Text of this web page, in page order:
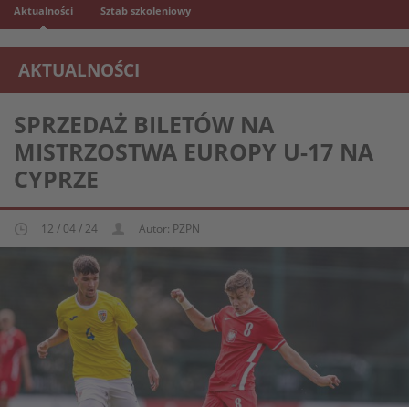
Aktualności Sztab szkoleniowy
AKTUALNOŚCI
REPREZENTACJA MŁODZIEŻOWA U-17
SPRZEDAŻ BILETÓW NA
MISTRZOSTWA EUROPY U-17 NA
CYPRZE
12 / 04 / 24 Autor: PZPN